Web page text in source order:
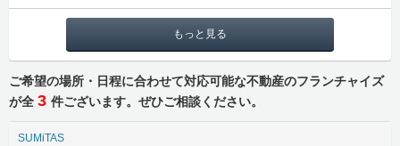
もっと見る
ご希望の場所・日程に合わせて対応可能な不動産のフランチャイズ
が全 3 件ございます。ぜひご相談ください。
SUMiTAS